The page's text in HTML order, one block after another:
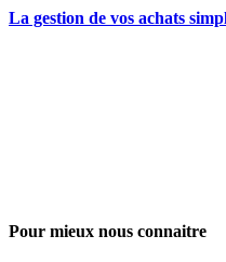
La gestion de vos achats
Pour mieux nous connaitre